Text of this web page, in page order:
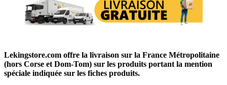
Lekingstore.com offre la livraison sur la France Métropolitaine
(hors Corse et Dom-Tom) sur les produits portant la mention
spéciale indiquée sur les fiches produits.